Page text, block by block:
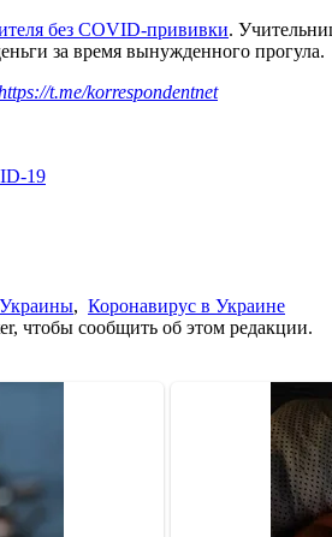
без COVID-прививки.
за время вынужденного прогула.
t.me/korrespondentnet
19
, Коронавирус в Украине
чтобы сообщить об этом редакции.